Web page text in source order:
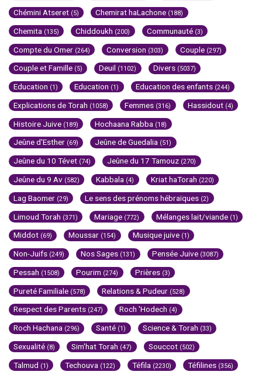
Chémini Atseret (5) Chemirat haLachone (188)
Chemita (135) Chiddoukh (200) Communauté (3)
Compte du Omer (264) Conversion (303) Couple (297)
Couple et Famille (5) Deuil (1102) Divers (5037)
Education (1) Education (1) Education des enfants (244)
Explications de Torah (1058) Femmes (316) Hassidout (4)
Histoire Juive (189) Hochaana Rabba (18)
Jeûne d'Esther (69) Jeûne de Guedalia (51)
Jeûne du 10 Tévet (74) Jeûne du 17 Tamouz (270)
Jeûne du 9 Av (582) Kabbala (4) Kriat haTorah (220)
Lag Baomer (29) Le sens des prénoms hébraïques (2)
Limoud Torah (371) Mariage (772) Mélanges lait/viande (1)
Middot (69) Moussar (154) Musique juive (1)
Non-Juifs (249) Nos Sages (131) Pensée Juive (3087)
Pessah (1508) Pourim (274) Prières (3)
Pureté Familiale (578) Relations & Pudeur (528)
Respect des Parents (247) Roch 'Hodech (4)
Roch Hachana (296) Santé (1) Science & Torah (33)
Sexualité (8) Sim'hat Torah (47) Souccot (502)
Talmud (1) Techouva (122) Téfila (2230) Téfilines (356)